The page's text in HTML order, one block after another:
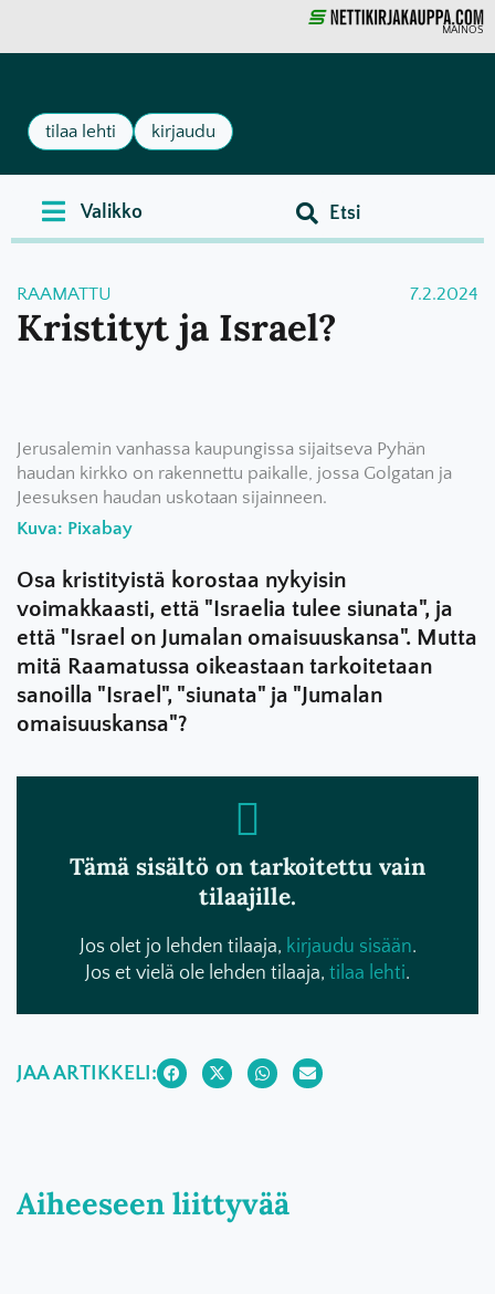
MAINOS
tilaa lehti kirjaudu
RAAMATTU 7.2.2024
Kristityt ja Israel?
Jerusalemin vanhassa kaupungissa sijaitseva Pyhän
haudan kirkko on rakennettu paikalle, jossa Golgatan ja
Jeesuksen haudan uskotaan sijainneen.
Kuva: Pixabay
Osa kristityistä korostaa nykyisin
voimakkaasti, että "Israelia tulee siunata", ja
että "Israel on Jumalan omaisuuskansa". Mutta
mitä Raamatussa oikeastaan tarkoitetaan
sanoilla "Israel", "siunata" ja "Jumalan
omaisuuskansa"?
Tämä sisältö on tarkoitettu vain
tilaajille.
Jos olet jo lehden tilaaja, kirjaudu sisään.
Jos et vielä ole lehden tilaaja, tilaa lehti.
JAA ARTIKKELI:
Aiheeseen liittyvää